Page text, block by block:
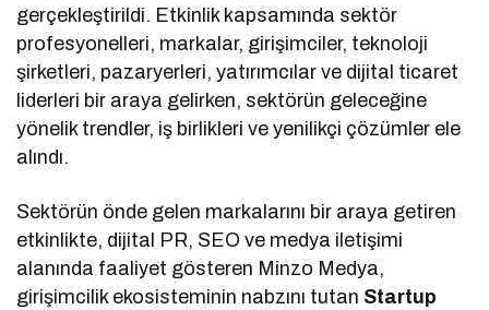
gerçekleştirildi. Etkinlik kapsamında sektör
profesyonelleri, markalar, girişimciler, teknoloji
şirketleri, pazaryerleri, yatırımcılar ve dijital ticaret
liderleri bir araya gelirken, sektörün geleceğine
yönelik trendler, iş birlikleri ve yenilikçi çözümler ele
alındı.
Sektörün önde gelen markalarını bir araya getiren
etkinlikte, dijital PR, SEO ve medya iletişimi
alanında faaliyet gösteren Minzo Medya,
girişimcilik ekosisteminin nabzını tutan Startup